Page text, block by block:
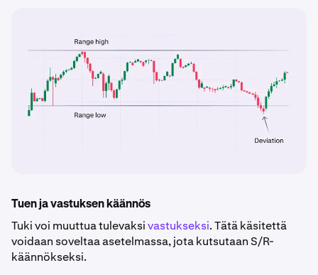
Tuen ja vastuksen käännös
Tuki voi muuttua tulevaksivastukseksi. Tätä käsitettä
voidaan soveltaa asetelmassa, jota kutsutaan S/R-
käännökseksi.